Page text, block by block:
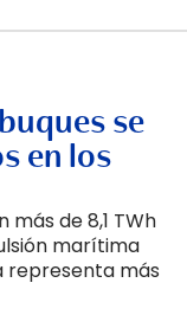
se
en los
de 8,1 TWh
marítima
representa más